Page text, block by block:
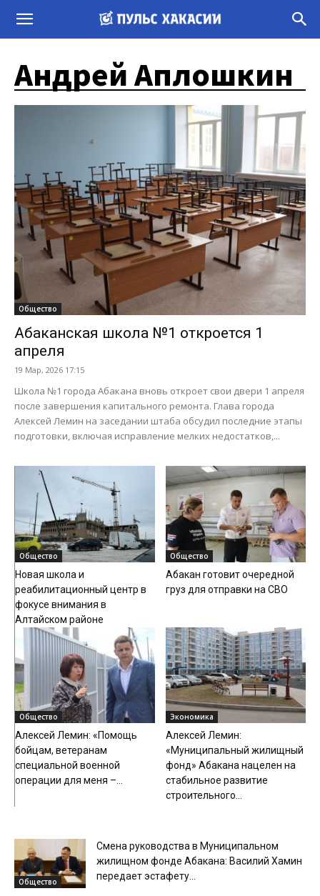
Андрей Аплошкин
Общество
Абаканская школа №1 откроется 1
апреля
19 Мар, 2026 17:15
Школа №1 города Абакана вновь откроет свои двери 1 апреля
после завершения капитального ремонта. Глава города
Алексей Лемин на заседании штаба обсудил последние этапы
подготовки, включая исправление мелких недостатков,...
Общество
Новая школа и
реабилитационный центр в
фокусе внимания в
Алтайском районе
Общество
Абакан готовит очередной
груз для отправки на СВО
Общество
Алексей Лемин: «Помощь
бойцам, ветеранам
специальной военной
операции для меня –...
Экономика
Алексей Лемин:
«Муниципальный жилищный
фонд» Абакана нацелен на
стабильное развитие
строительного...
Общество
Смена руководства в Муниципальном
жилищном фонде Абакана: Василий Хамин
передает эстафету...